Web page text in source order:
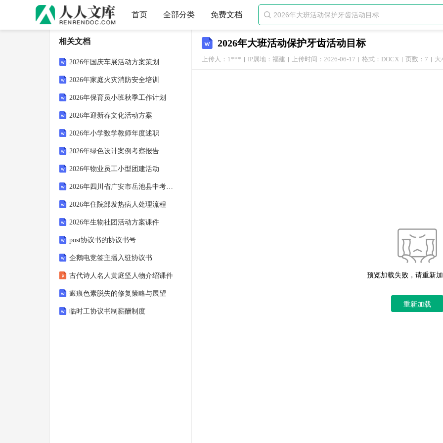
首页 全部分类 免费文档 
2026年大班活动保护牙齿活动目标
上传人：1*** IP属地：福建 上传时间：2026-06-17 格式：DOCX 页数：7 大
预览加载失败，请重新
重新加载
相关文档
2026年国庆车展活动方案策划
2026年家庭火灾消防安全培训
2026年保育员小班秋季工作计划
2026年迎新春文化活动方案
2026年小学数学教师年度述职
2026年绿色设计案例考察报告
2026年物业员工小型团建活动
2026年四川省广安市岳池县中考英语一诊试卷(含详细答案解析)
2026年住院部发热病人处理流程
2026年生物社团活动方案课件
post协议书的协议书号
企鹅电竞签主播入驻协议书
古代诗人名人黄庭坚人物介绍课件
瘢痕色素脱失的修复策略与展望
临时工协议书制薪酬制度